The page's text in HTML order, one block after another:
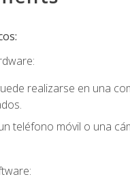
realizarse en una
teléfono móvil o una